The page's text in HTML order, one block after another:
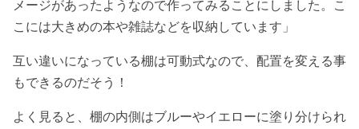
メージがあったようなので作ってみることにしました。こ
こには大きめの本や雑誌などを収納しています」
互い違いになっている棚は可動式なので、配置を変える事
もできるのだそう！
よく見ると、棚の内側はブルーやイエローに塗り分けられ